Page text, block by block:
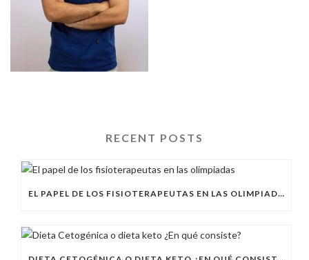
RECENT POSTS
EL PAPEL DE LOS FISIOTERAPEUTAS EN LAS OLIMPIADAS